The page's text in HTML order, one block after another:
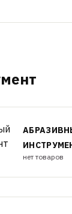
нет товаров